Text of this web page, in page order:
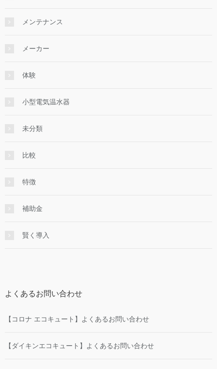
メンテナンス
メーカー
体験
小型電気温水器
未分類
比較
特徴
補助金
賢く導入
よくあるお問い合わせ
【コロナ エコキュート】よくあるお問い合わせ
【ダイキンエコキュート】よくあるお問い合わせ